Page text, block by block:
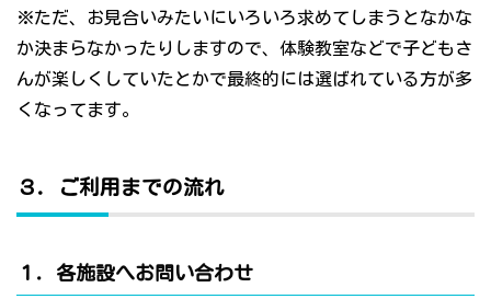
※ただ、お見合いみたいにいろいろ求めてしまうとなかな
か決まらなかったりしますので、体験教室などで子どもさ
んが楽しくしていたとかで最終的には選ばれている方が多
くなってます。
３．ご利用までの流れ
１．各施設へお問い合わせ